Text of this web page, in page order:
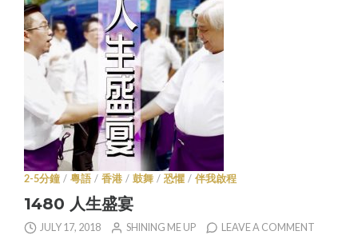
2-5分鐘 / 粵語 / 香港 / 鼓舞 / 恐懼 / 伴我啟程
1480 人生盛宴
JULY 17, 2018 SHINING ME UP LEAVE A COMMENT